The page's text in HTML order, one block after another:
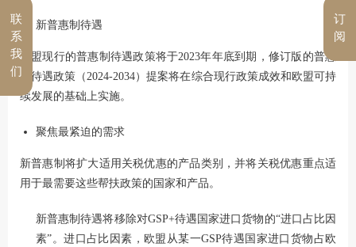
新普惠制待遇
欧盟现行的普惠制待遇政策将于2023年年底到期，修订版的普惠
制待遇政策（2024-2034）提案将在综合现行政策成效和欧盟可持
续发展的基础上实施。
聚焦最紧迫的需求
新普惠制将扩大适用关税优惠的产品类别，并将关税优惠重点适
用于最需要这些帮扶政策的国家和产品。
新普惠制待遇将移除对GSP+待遇国家进口货物的“进口占比因
素”。进口占比因素，欧盟从某一GSP待遇国家进口货物占欧
订
阅
联
系
我
们